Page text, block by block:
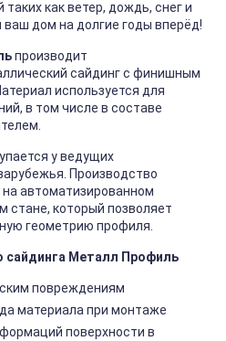
как ветер, дождь, снег и
дом на долгие годы вперёд!
производит
сайдинг с финишным
используется для
в том числе в составе
у ведущих
Производство
автоматизированном
стане, который позволяет
геометрию профиля.
сайдинга Металл Профиль
повреждениям
материала при монтаже
поверхности в